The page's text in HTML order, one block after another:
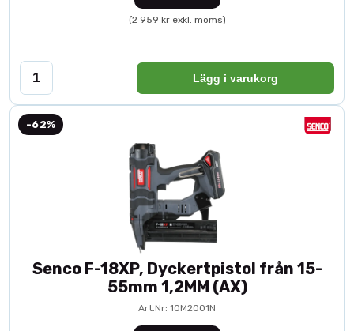
(2 959 kr exkl. moms)
Lägg i varukorg
-62%
Senco F-18XP, Dyckertpistol från 15-
55mm 1,2MM (AX)
Art.Nr: 10M2001N